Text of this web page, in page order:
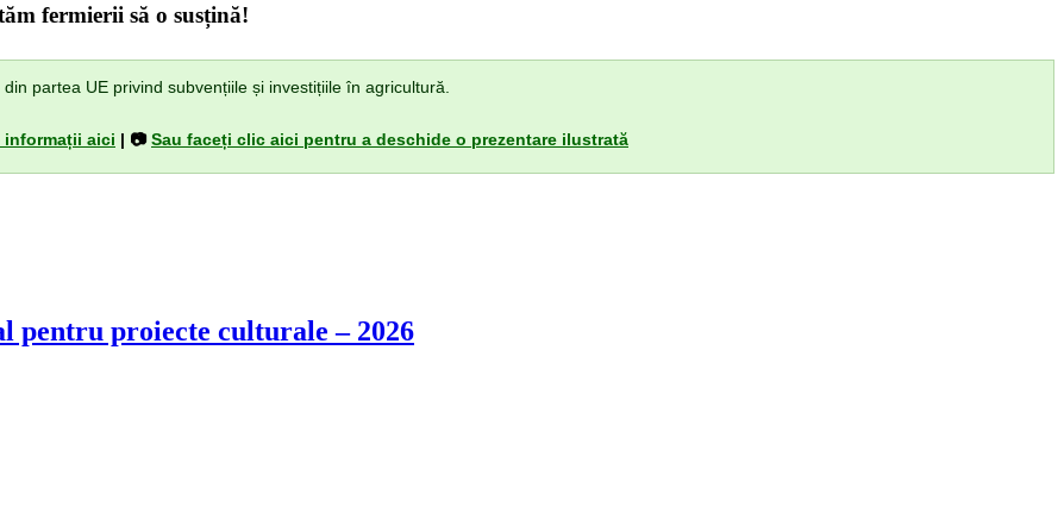
fermierii să o susțină!
partea UE privind subvențiile și investițiile în agricultură.
informații aici | 📷Sau faceți clic aici pentru a deschide o prezentare ilustrată
pentru proiecte culturale – 2026